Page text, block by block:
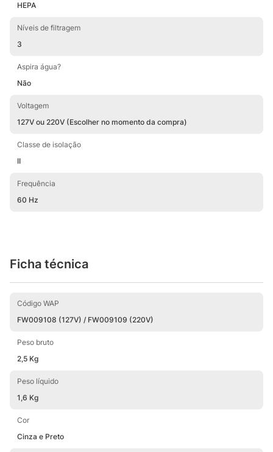
vertical
com a tecnologia e o já conhecido padrão de
qualidade WAP!
HEPA
Níveis de filtragem
3
Aspira água?
Não
Voltagem
127V ou 220V (Escolher no momento da compra)
Classe de isolação
II
Frequência
60 Hz
Ficha técnica
Código WAP
FW009108 (127V) / FW009109 (220V)
Peso bruto
2,5 Kg
Peso líquido
1,6 Kg
Cor
Cinza e Preto